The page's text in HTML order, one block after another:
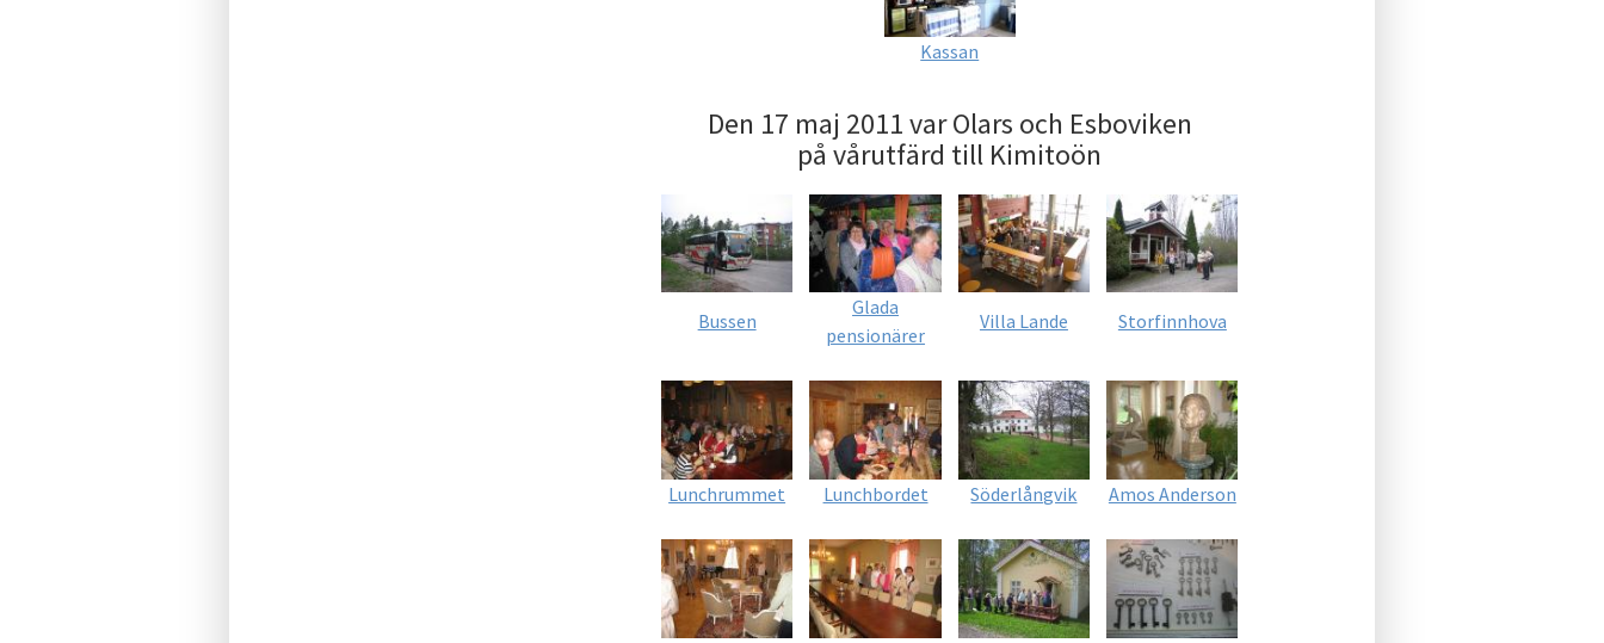
Kassan
Den 17 maj 2011 var Olars och Esboviken
på vårutfärd till Kimitoön
Bussen
Glada
pensionärer
Villa Lande Storfinnhova
Lunchrummet Lunchbordet Söderlångvik Amos Anderson